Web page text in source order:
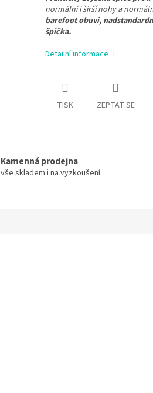
normální i širší nohy a
barefoot obuvi,
špička.
Detailní informace
TISK ZEPTAT SE
Kamenná prodejna
vše skladem i na vyzkoušení